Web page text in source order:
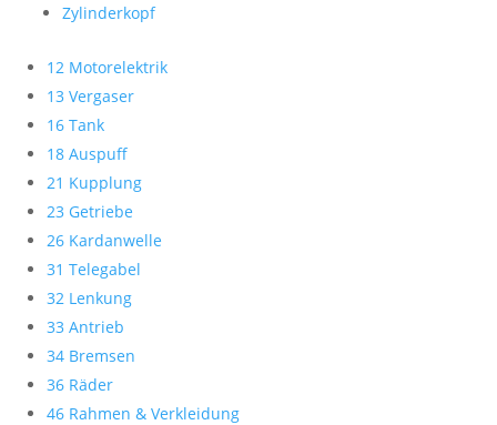
Zylinderkopf
12 Motorelektrik
13 Vergaser
16 Tank
18 Auspuff
21 Kupplung
23 Getriebe
26 Kardanwelle
31 Telegabel
32 Lenkung
33 Antrieb
34 Bremsen
36 Räder
46 Rahmen & Verkleidung